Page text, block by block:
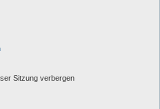
Sitzung verbergen